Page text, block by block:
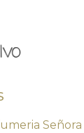
Señora